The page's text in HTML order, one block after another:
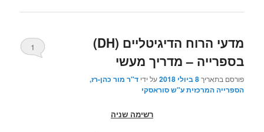
מדעי הרוח הדיגיטליים (DH)
בספרייה – מדריך מעשי
פורסם בתאריך8 ביולי 2018 על ידיד"ר מור כהן-רז,
הספרייה המרכזית ע"ש סוראסקי
1
רשימה שניה